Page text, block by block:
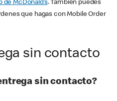
de McDonald’s. También puedes
que hagas con Mobile Order
sin contacto
sin contacto?